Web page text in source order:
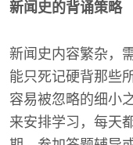
新闻史的背诵策略
新闻史内容繁杂，
能只死记硬背那些
容易被忽略的细小
来安排学习，每天